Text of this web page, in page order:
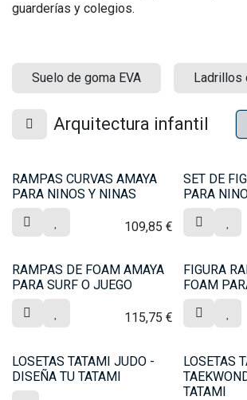
guarderías y colegios.
Suelo de goma EVA Ladrillos
Arquitectura infantil
RAMPAS CURVAS AMAYA
PARA NINOS Y NINAS
109,85 €
SET DE
PARA
RAMPAS DE FOAM AMAYA
PARA SURF O JUEGO
115,75 €
FIGURA
FOAM
LOSETAS TATAMI JUDO -
DISEÑA TU TATAMI
LOSETAS
TATAMI